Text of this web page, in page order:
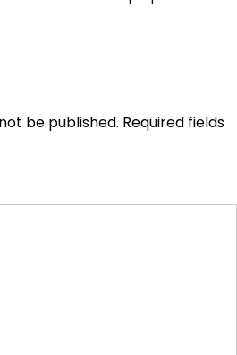
be published. Required fields